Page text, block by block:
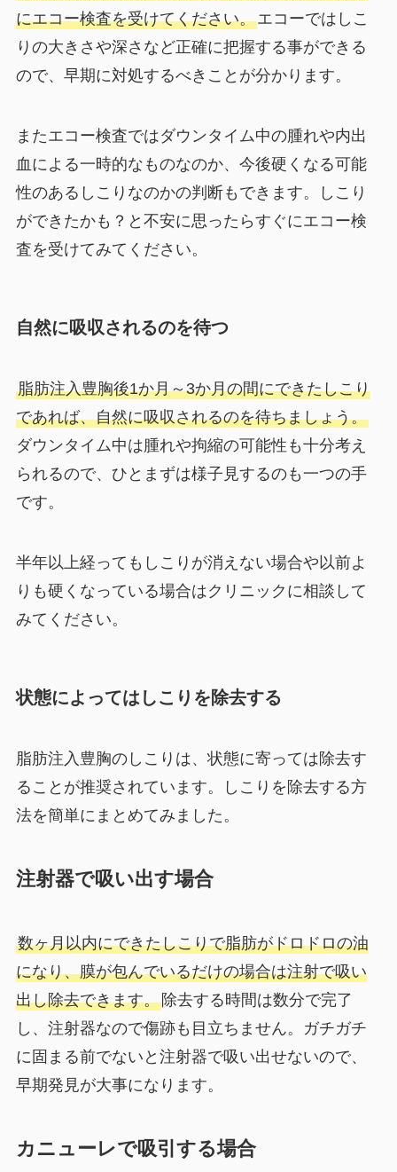
にエコー検査を受けてください。エコーではしこ
りの大きさや深さなど正確に把握する事ができる
ので、早期に対処するべきことが分かります。
またエコー検査ではダウンタイム中の腫れや内出
血による一時的なものなのか、今後硬くなる可能
性のあるしこりなのかの判断もできます。しこり
ができたかも？と不安に思ったらすぐにエコー検
査を受けてみてください。
自然に吸収されるのを待つ
脂肪注入豊胸後1か月～3か月の間にできたしこり
であれば、自然に吸収されるのを待ちましょう。
ダウンタイム中は腫れや拘縮の可能性も十分考え
られるので、ひとまずは様子見するのも一つの手
です。
半年以上経ってもしこりが消えない場合や以前よ
りも硬くなっている場合はクリニックに相談して
みてください。
状態によってはしこりを除去する
脂肪注入豊胸のしこりは、状態に寄っては除去す
ることが推奨されています。しこりを除去する方
法を簡単にまとめてみました。
注射器で吸い出す場合
数ヶ月以内にできたしこりで脂肪がドロドロの油
になり、膜が包んでいるだけの場合は注射で吸い
出し除去できます。除去する時間は数分で完了
し、注射器なので傷跡も目立ちません。ガチガチ
に固まる前でないと注射器で吸い出せないので、
早期発見が大事になります。
カニューレで吸引する場合